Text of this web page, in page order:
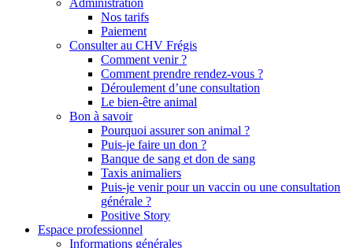
Administration
Nos tarifs
Paiement
Consulter au CHV Frégis
Comment venir ?
Comment prendre rendez-vous ?
Déroulement d’une consultation
Le bien-être animal
Bon à savoir
Pourquoi assurer son animal ?
Puis-je faire un don ?
Banque de sang et don de sang
Taxis animaliers
Puis-je venir pour un vaccin ou une consultation
générale ?
Positive Story
Espace professionnel
Informations générales